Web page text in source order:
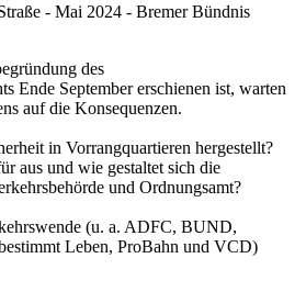
- Mai 2024 - Bremer Bündnis
des
Ende September erschienen ist, warten
auf die Konsequenzen.
in Vorrangquartieren hergestellt?
aus und wie gestaltet sich die
und Ordnungsamt?
(u. a. ADFC, BUND,
Leben, ProBahn und VCD)